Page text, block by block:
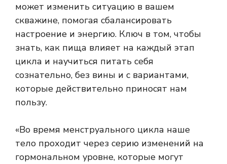
может изменить ситуацию в вашем
скважине, помогая сбалансировать
настроение и энергию. Ключ в том, чтобы
знать, как пища влияет на каждый этап
цикла и научиться питать себя
сознательно, без вины и с вариантами,
которые действительно приносят нам
пользу.
«Во время менструального цикла наше
тело проходит через серию изменений на
гормональном уровне, которые могут